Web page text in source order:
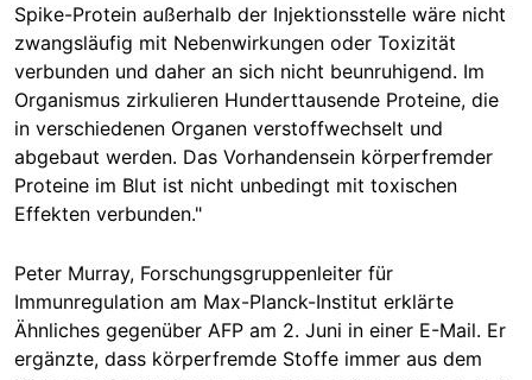
Spike-Protein außerhalb der Injektionsstelle wäre nicht
zwangsläufig mit Nebenwirkungen oder Toxizität
verbunden und daher an sich nicht beunruhigend. Im
Organismus zirkulieren Hunderttausende Proteine, die
in verschiedenen Organen verstoffwechselt und
abgebaut werden. Das Vorhandensein körperfremder
Proteine im Blut ist nicht unbedingt mit toxischen
Effekten verbunden."
Peter Murray, Forschungsgruppenleiter für
Immunregulation am Max-Planck-Institut erklärte
Ähnliches gegenüber AFP am 2. Juni in einer E-Mail. Er
ergänzte, dass körperfremde Stoffe immer aus dem